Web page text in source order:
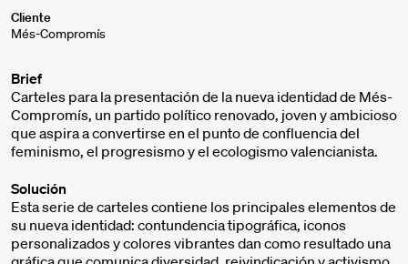
Cliente
Més-Compromís
Brief
Carteles para la presentación de la nueva identidad de Més-
Compromís, un partido político renovado, joven y ambicioso
que aspira a convertirse en el punto de confluencia del
feminismo, el progresismo y el ecologismo valencianista.
Solución
Esta serie de carteles contiene los principales elementos de
su nueva identidad: contundencia tipográfica, iconos
personalizados y colores vibrantes dan como resultado una